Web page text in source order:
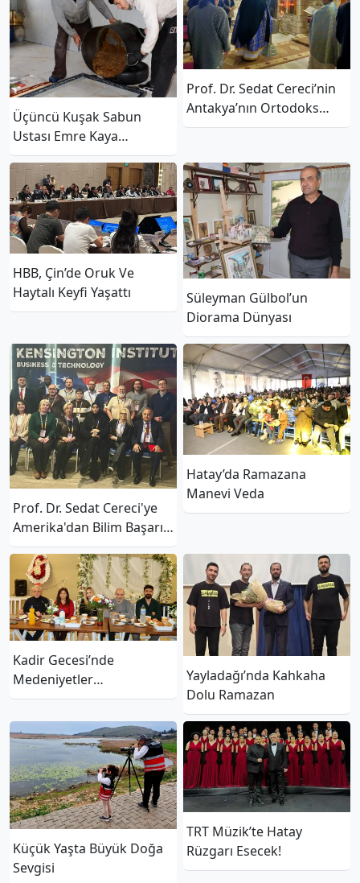
Üçüncü Kuşak Sabun
Ustası Emre Kaya
Geleneği Yaşatıyor
Prof. Dr. Sedat Cereci’nin
Antakya’nın Ortodoks
Yortuları Belgeseli
HBB, Çin’de Oruk Ve
Haytalı Keyfi Yaşattı
Süleyman Gülbol’un
Diorama Dünyası
Prof. Dr. Sedat Cereci'ye
Amerika'dan Bilim Başarı
Ödülü
Hatay’da Ramazana
Manevi Veda
Kadir Gecesi’nde
Medeniyetler
Korosu’ndan Kardeşlik
Sofrası
Yayladağı’nda Kahkaha
Dolu Ramazan
Küçük Yaşta Büyük Doğa
Sevgisi
TRT Müzik’te Hatay
Rüzgarı Esecek!